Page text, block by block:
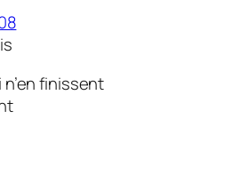
finissent